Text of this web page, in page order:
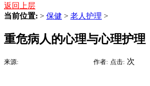
返回上层
当前位置: > 保健 > 老人护理 >
重危病人的心理与心理护理
来源: 作者: 点击: 次